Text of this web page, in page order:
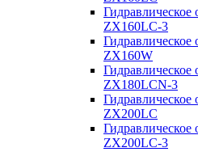
Гидравлическое
ZX160LC-3
Гидравлическое
ZX160W
Гидравлическое
ZX180LCN-3
Гидравлическое
ZX200LC
Гидравлическое
ZX200LC-3